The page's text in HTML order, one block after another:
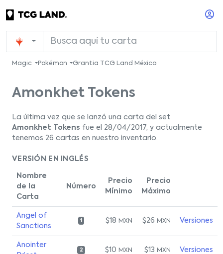
Magic Pokémon Grantia TCG Land México
Amonkhet Tokens
La última vez que se lanzó una carta del set
Amonkhet Tokens fue el 28/04/2017, y actualmente
tenemos 26 cartas en nuestro inventario.
VERSIÓN EN INGLÉS
Nombre
de la
Carta
Número
Precio
Mínimo
Precio
Máximo
Angel of
Sanctions
1 $18 MXN $26 MXN Versiones
Anointer
2 $10 MXN $13 MXN Versiones